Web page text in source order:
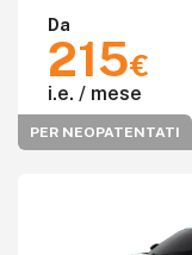
Da
215€
i.e. / mese
PER NEOPATENTATI